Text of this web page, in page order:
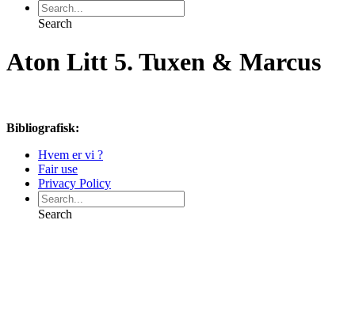
Search
Aton Litt 5. Tuxen & Marcus
Bibliografisk:
Hvem er vi ?
Fair use
Privacy Policy
Search